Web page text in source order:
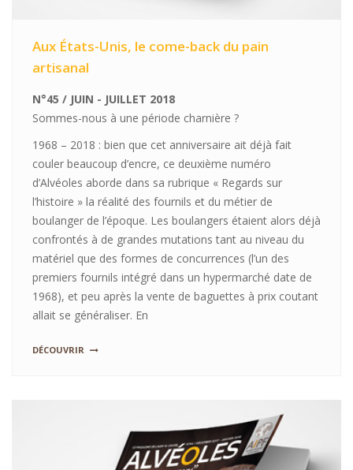
Aux États-Unis, le come-back du pain
artisanal
N°45 / JUIN - JUILLET 2018
Sommes-nous à une période charnière ?
1968 – 2018 : bien que cet anniversaire ait déjà fait
couler beaucoup d’encre, ce deuxième numéro
d’Alvéoles aborde dans sa rubrique « Regards sur
l’histoire » la réalité des fournils et du métier de
boulanger de l’époque. Les boulangers étaient alors déjà
confrontés à de grandes mutations tant au niveau du
matériel que des formes de concurrences (l’un des
premiers fournils intégré dans un hypermarché date de
1968), et peu après la vente de baguettes à prix coutant
allait se généraliser. En
DÉCOUVRIR